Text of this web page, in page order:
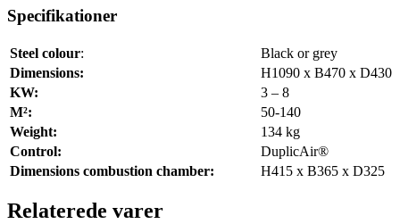
Specifikationer
Steel colour:
Black or grey
Dimensions:
H1090 x B470 x D430
KW:
3 – 8
M²:
50-140
Weight:
134 kg
Control:
DuplicAir®
Dimensions combustion chamber:
H415 x B365 x D325
Relaterede varer